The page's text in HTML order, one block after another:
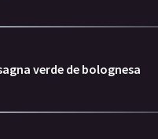
verde de bolognesa